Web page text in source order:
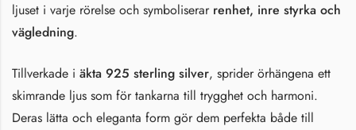
ljuset i varje rörelse och symboliserar renhet, inre styrka och
vägledning.
Tillverkade i äkta 925 sterling silver, sprider örhängena ett
skimrande ljus som för tankarna till trygghet och harmoni.
Deras lätta och eleganta form gör dem perfekta både till